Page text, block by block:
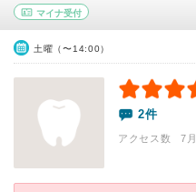
マイナ受付
土曜（〜14:00）
2件
アクセス数 7